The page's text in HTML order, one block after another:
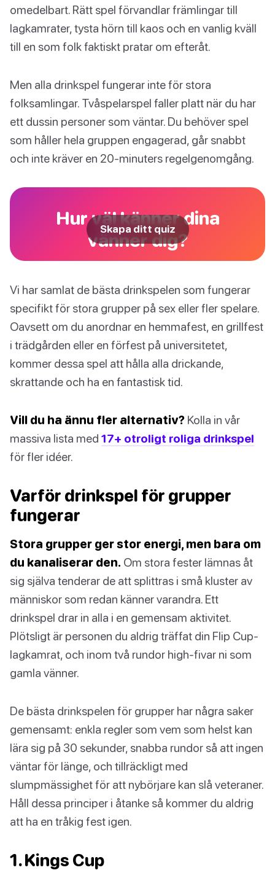
omedelbart. Rätt spel förvandlar främlingar till
lagkamrater, tysta hörn till kaos och en vanlig kväll
till en som folk faktiskt pratar om efteråt.
Men alla drinkspel fungerar inte för stora
folksamlingar. Tvåspelarspel faller platt när du har
ett dussin personer som väntar. Du behöver spel
som håller hela gruppen engagerad, går snabbt
och inte kräver en 20-minuters regelgenomgång.
Hur väl känner dina
vänner dig?
Skapa ditt quiz
Vi har samlat de bästa drinkspelen som fungerar
specifikt för stora grupper på sex eller fler spelare.
Oavsett om du anordnar en hemmafest, en grillfest
i trädgården eller en förfest på universitetet,
kommer dessa spel att hålla alla drickande,
skrattande och ha en fantastisk tid.
Vill du ha ännu fler alternativ? Kolla in vår
massiva lista med 17+ otroligt roliga drinkspel
för fler idéer.
Varför drinkspel för grupper
fungerar
Stora grupper ger stor energi, men bara om
du kanaliserar den. Om stora fester lämnas åt
sig själva tenderar de att splittras i små kluster av
människor som redan känner varandra. Ett
drinkspel drar in alla i en gemensam aktivitet.
Plötsligt är personen du aldrig träffat din Flip Cup-
lagkamrat, och inom två rundor high-fivar ni som
gamla vänner.
De bästa drinkspelen för grupper har några saker
gemensamt: enkla regler som vem som helst kan
lära sig på 30 sekunder, snabba rundor så att ingen
väntar för länge, och tillräckligt med
slumpmässighet för att nybörjare kan slå veteraner.
Håll dessa principer i åtanke så kommer du aldrig
att ha en tråkig fest igen.
1. Kings Cup